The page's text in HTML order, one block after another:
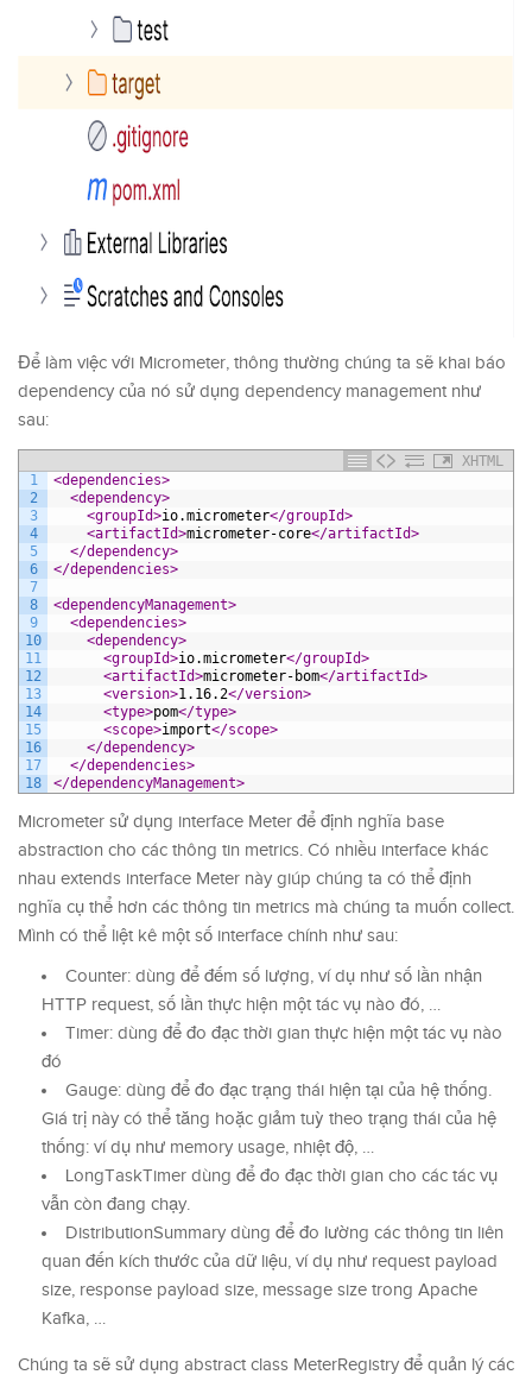
Để làm việc với Micrometer, thông thường chúng ta sẽ khai báo
dependency của nó sử dụng dependency management như
sau:
XHTML
1
2
3
4
5
6
7
8
9
10
11
12
13
14
15
16
17
18
<dependencies>
<dependency>
<groupId>io.micrometer</groupId>
<artifactId>micrometer-core</artifactId>
</dependency>
</dependencies>
<dependencyManagement>
<dependencies>
<dependency>
<groupId>io.micrometer</groupId>
<artifactId>micrometer-bom</artifactId>
<version>1.16.2</version>
<type>pom</type>
<scope>import</scope>
</dependency>
</dependencies>
</dependencyManagement>
Micrometer sử dụng interface Meter để định nghĩa base
abstraction cho các thông tin metrics. Có nhiều interface khác
nhau extends interface Meter này giúp chúng ta có thể định
nghĩa cụ thể hơn các thông tin metrics mà chúng ta muốn collect.
Mình có thể liệt kê một số interface chính như sau:
Counter: dùng để đếm số lượng, ví dụ như số lần nhận
HTTP request, số lần thực hiện một tác vụ nào đó, …
Timer: dùng để đo đạc thời gian thực hiện một tác vụ nào
đó
Gauge: dùng để đo đạc trạng thái hiện tại của hệ thống.
Giá trị này có thể tăng hoặc giảm tuỳ theo trạng thái của hệ
thống: ví dụ như memory usage, nhiệt độ, …
LongTaskTimer dùng để đo đạc thời gian cho các tác vụ
vẫn còn đang chạy.
DistributionSummary dùng để đo lường các thông tin liên
quan đến kích thước của dữ liệu, ví dụ như request payload
size, response payload size, message size trong Apache
Kafka, …
Chúng ta sẽ sử dụng abstract class MeterRegistry để quản lý các